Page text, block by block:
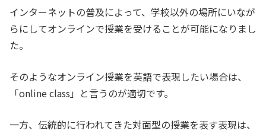
インターネットの普及によって、学校以外の場所にいなが
らにしてオンラインで授業を受けることが可能になりまし
た。
そのようなオンライン授業を英語で表現したい場合は、
「online class」と言うのが適切です。
一方、伝統的に行われてきた対面型の授業を表す表現は、